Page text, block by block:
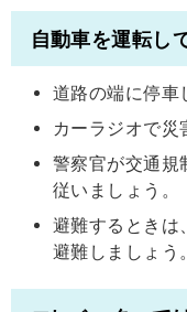
自動車を運転し
道路の端に停車
カーラジオで災
警察官が交通規
従いましょう。
避難するときは
避難しましょう。